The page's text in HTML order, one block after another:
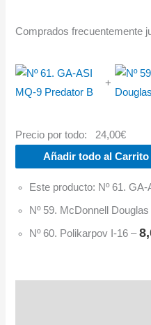
MQ-
Predator
B
Comprados frecuentemente
+
Precio por todo: 24,00€
Añadir todo al Carrito
Este producto: Nº 61.
Nº 59. McDonnell
Nº 60. Polikarpov I-16–